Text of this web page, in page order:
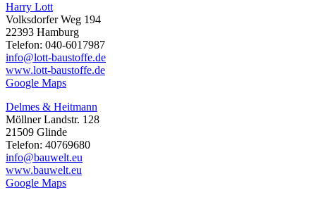
Harry Lott
Volksdorfer Weg 194
22393 Hamburg
Telefon: 040-6017987
info@lott-baustoffe.de
www.lott-baustoffe.de
Google Maps
Delmes & Heitmann
Möllner Landstr. 128
21509 Glinde
Telefon: 40769680
info@bauwelt.eu
www.bauwelt.eu
Google Maps